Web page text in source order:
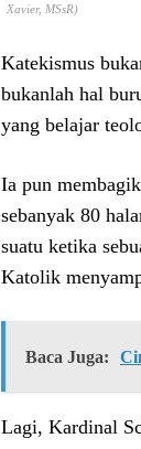
Xavier, MSsR)
Katekismus
bukanlah hal
yang belajar
Ia pun
sebanyak 80
suatu ketika
Katolik
Baca Juga:
Lagi, Kardinal